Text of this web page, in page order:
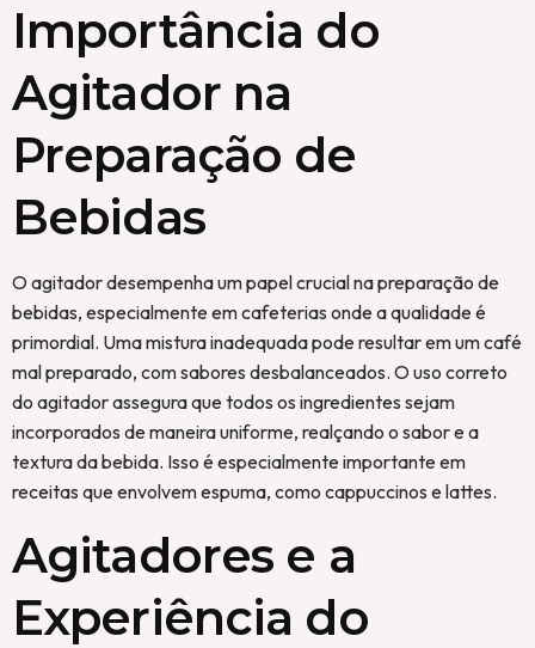
Importância do
Agitador na
Preparação de
Bebidas
O agitador desempenha um papel crucial na preparação de
bebidas, especialmente em cafeterias onde a qualidade é
primordial. Uma mistura inadequada pode resultar em um café
mal preparado, com sabores desbalanceados. O uso correto
do agitador assegura que todos os ingredientes sejam
incorporados de maneira uniforme, realçando o sabor e a
textura da bebida. Isso é especialmente importante em
receitas que envolvem espuma, como cappuccinos e lattes.
Agitadores e a
Experiência do